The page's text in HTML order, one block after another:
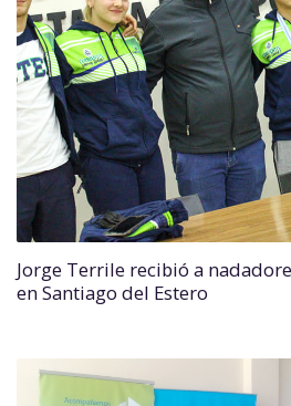
Jorge Terrile recibió a
en Santiago del Estero